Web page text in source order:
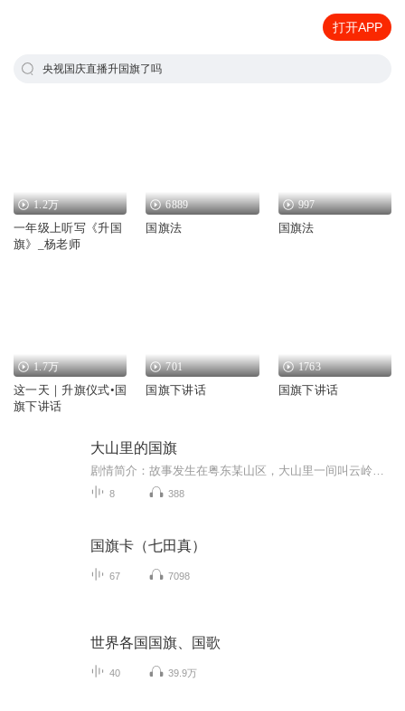
打开APP
央视国庆直播升国旗了吗
1.2万
一年级上听写《升国
旗》_杨老师
6889
国旗法
997
国旗法
1.7万
这一天｜升旗仪式•国
旗下讲话
701
国旗下讲话
1763
国旗下讲话
大山里的国旗
8 388
国旗卡（七田真）
67 7098
世界各国国旗、国歌
40 39.9万